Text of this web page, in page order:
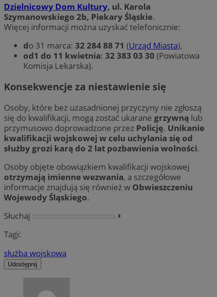
Dzielnicowy Dom Kultury, ul. Karola
Szymanowskiego 2b, Piekary Śląskie.
Więcej informacji można uzyskać telefonicznie:
do 31 marca: 32 284 88 71 (Urząd Miasta),
od1 do 11 kwietnia: 32 383 03 30 (Powiatowa
Komisja Lekarska).
Konsekwencje za niestawienie się
Osoby, które bez uzasadnionej przyczyny nie zgłoszą
się do kwalifikacji, mogą zostać ukarane grzywną lub
przymusowo doprowadzone przez Policję. Unikanie
kwalifikacji wojskowej w celu uchylania się od
służby grozi karą do 2 lat pozbawienia wolności.
Osoby objęte obowiązkiem kwalifikacji wojskowej
otrzymają imienne wezwania, a szczegółowe
informacje znajdują się również w Obwieszczeniu
Wojewody Śląskiego.
Słuchaj
⏵︎
Tagi:
służba wojskowa
Udostępnij